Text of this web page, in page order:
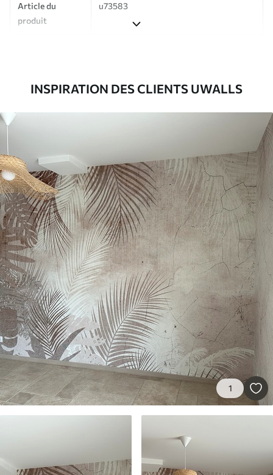
Article du
produit
u73583
Options
Vernis protecteur et/ou colle pour
être nettoyés à l’eau.
Méthode
d'application
Application transparente
Description des matériaux
Standard
43.3326.00₣/m²
Premium
55.0033.00₣/m²
Vinyle Premium
63.33 38.00₣/m²
INSPIRATION DES CLIENTS UWALLS
1